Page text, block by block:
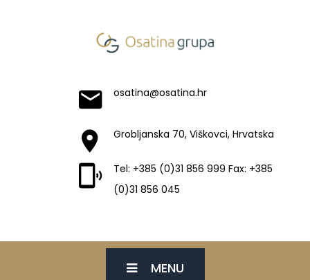
osatina@osatina.hr
Grobljanska 70, Viškovci, Hrvatska
Tel: +385 (0)31 856 999 Fax: +385
(0)31 856 045
MENU